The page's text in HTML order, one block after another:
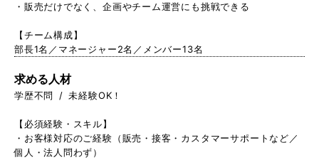
・販売だけでなく、企画やチーム運営にも挑戦できる
【チーム構成】
部長1名／マネージャー2名／メンバー13名
求める人材
学歴不問 / 未経験OK！
【必須経験・スキル】
・お客様対応のご経験（販売・接客・カスタマーサポートなど／
個人・法人問わず）